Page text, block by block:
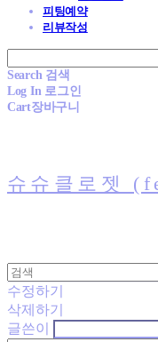
피팅예약
리뷰작성
Search 검색
Log In 로그인
Cart장바구니
슈슈클로젯
수정하기
삭제하기
글쓴이